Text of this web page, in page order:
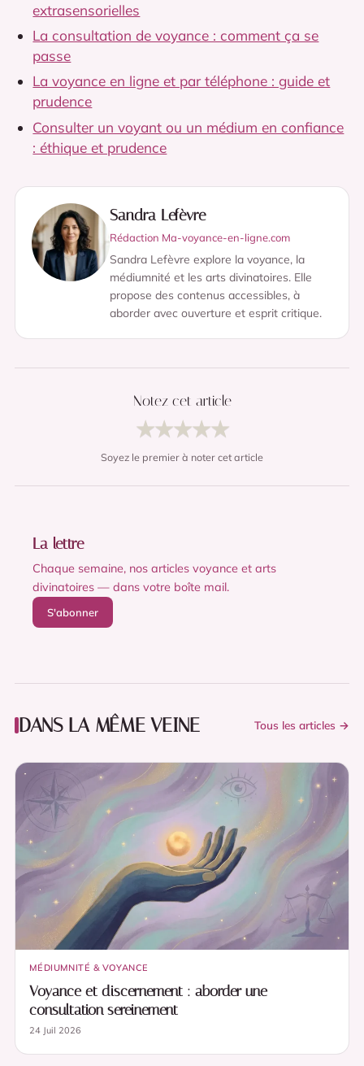
extrasensorielles
La consultation de voyance : comment ça se
passe
La voyance en ligne et par téléphone : guide et
prudence
Consulter un voyant ou un médium en confiance
: éthique et prudence
Sandra Lefèvre
Rédaction Ma-voyance-en-ligne.com
Sandra Lefèvre explore la voyance, la
médiumnité et les arts divinatoires. Elle
propose des contenus accessibles, à
aborder avec ouverture et esprit critique.
Notez cet article
★★★★★
Soyez le premier à noter cet article
La lettre
Chaque semaine, nos articles voyance et arts
divinatoires — dans votre boîte mail.
S'abonner
DANS LA MÊME VEINE Tous les articles →
MÉDIUMNITÉ & VOYANCE
Voyance et discernement : aborder une
consultation sereinement
24 Juil 2026